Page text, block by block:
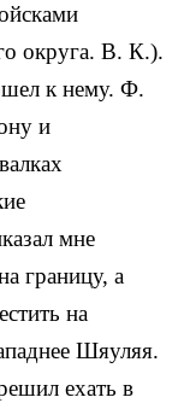
округа. В. К.).
к нему. Ф.
и
мне
границу, а
на
Шяуляя.
ехать в